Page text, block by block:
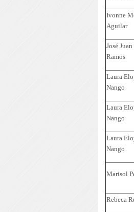
Ivonne
Aguilar
José Juan
Ramos
Laura
Nango
Laura
Nango
Laura
Nango
Marisol
Rebeca